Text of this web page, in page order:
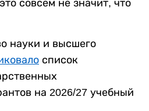
совсем не значит, что
науки и высшего
список
на 2026/27 учебный